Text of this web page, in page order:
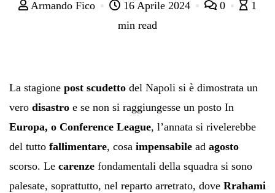
Armando Fico 16 Aprile 2024 0
1
min read
La stagione post scudetto del Napoli si è dimostrata un
vero disastro e se non si raggiungesse un posto In
Europa, o Conference League, l’annata si rivelerebbe
del tutto fallimentare, cosa impensabile ad agosto
scorso. Le carenze fondamentali della squadra si sono
palesate, soprattutto, nel reparto arretrato, dove Rrahami